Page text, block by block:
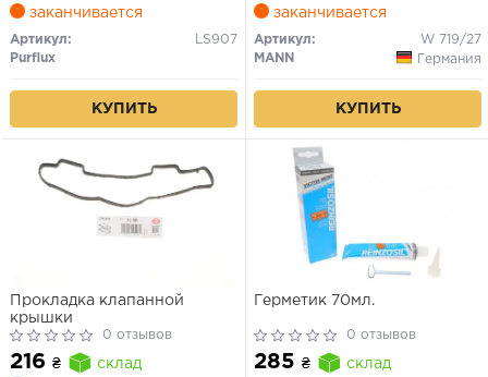
заканчивается
Артикул:
LS907
Purflux
КУПИТЬ
заканчивается
Артикул:
W 719/27
MANN
Германия
КУПИТЬ
Прокладка клапанной
крышки
0 отзывов
216 ₴
склад
Герметик 70мл.
0 отзывов
285 ₴ склад